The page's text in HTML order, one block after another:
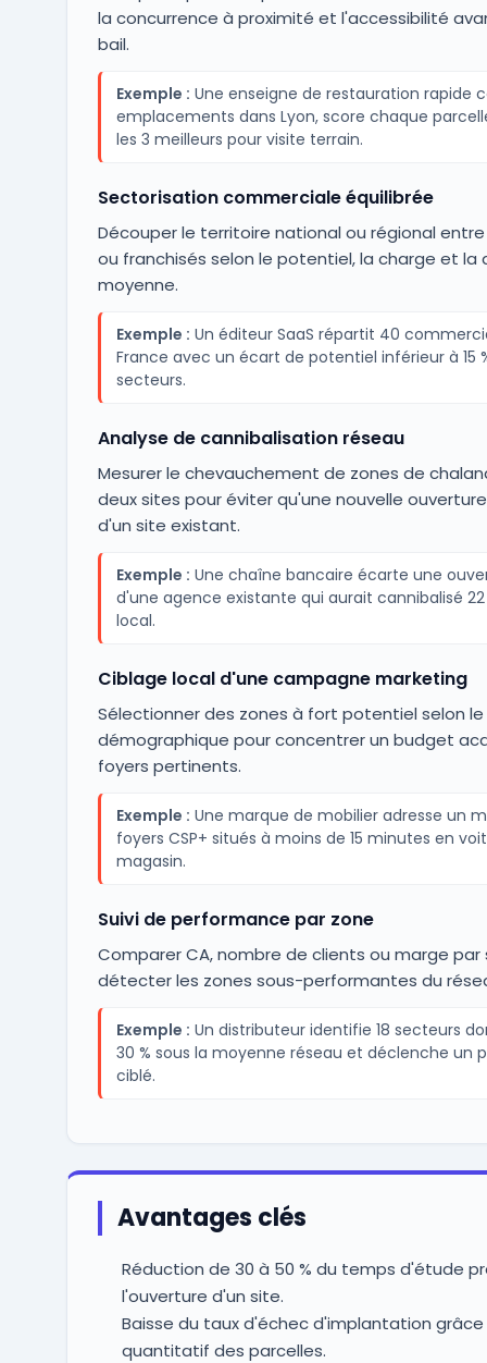
la concurrence à proximité et l'accessibilité
bail.
Exemple : Une enseigne de restauration rapide
emplacements dans Lyon, score chaque
les 3 meilleurs pour visite terrain.
Sectorisation commerciale équilibrée
Découper le territoire national ou régional
ou franchisés selon le potentiel, la charge et la
moyenne.
Exemple : Un éditeur SaaS répartit 40
France avec un écart de potentiel inférieur à 15
secteurs.
Analyse de cannibalisation réseau
Mesurer le chevauchement de zones de
deux sites pour éviter qu'une nouvelle
d'un site existant.
Exemple : Une chaîne bancaire écarte une
d'une agence existante qui aurait cannibalisé 22
local.
Ciblage local d'une campagne marketing
Sélectionner des zones à fort potentiel selon
démographique pour concentrer un budget
foyers pertinents.
Exemple : Une marque de mobilier adresse un
foyers CSP+ situés à moins de 15 minutes en
magasin.
Suivi de performance par zone
Comparer CA, nombre de clients ou marge
détecter les zones sous-performantes du
Exemple : Un distributeur identifie 18 secteurs
30 % sous la moyenne réseau et déclenche un
ciblé.
Avantages clés
Réduction de 30 à 50 % du temps d'étude
l'ouverture d'un site.
Baisse du taux d'échec d'implantation grâce
quantitatif des parcelles.